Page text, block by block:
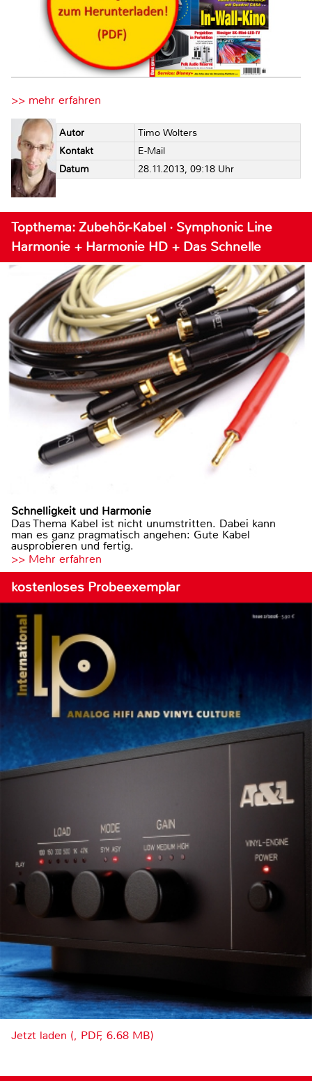
>> mehr erfahren
Autor
Timo Wolters
Kontakt
E-Mail
Datum
28.11.2013, 09:18 Uhr
Topthema: Zubehör-Kabel · Symphonic Line
Harmonie + Harmonie HD + Das Schnelle
Schnelligkeit und Harmonie
Das Thema Kabel ist nicht unumstritten. Dabei kann
man es ganz pragmatisch angehen: Gute Kabel
ausprobieren und fertig.
>> Mehr erfahren
kostenloses Probeexemplar
Jetzt laden (, PDF, 6.68 MB)